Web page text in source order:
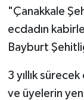
"Çanakkale
ecdadın
Bayburt
3 yıllık
ve üyelerin